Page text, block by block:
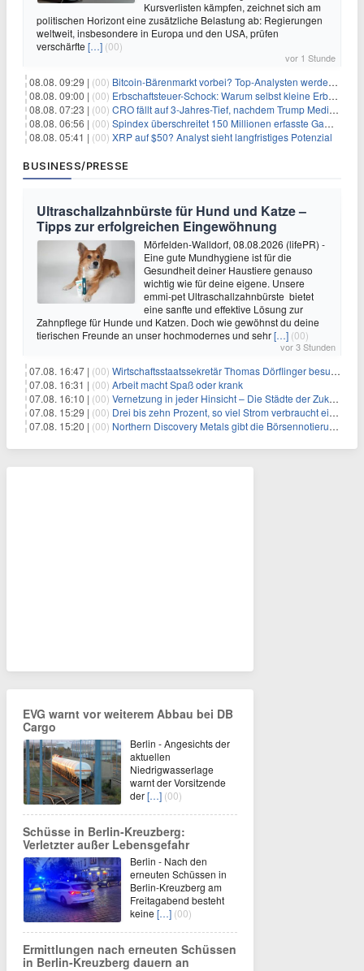
Kursverlisten kämpfen, zeichnet sich am
politischen Horizont eine zusätzliche Belastung ab: Regierungen
weltweit, insbesondere in Europa und den USA, prüfen
verschärfte […] (00)
vor 1 Stunde
08.08. 09:29 | (00) Bitcoin-Bärenmarkt vorbei? Top-Analysten werden optimistisch, aber die Geschichte sagt etwas anderes
08.08. 09:00 | (00) Erbschaftsteuer-Schock: Warum selbst kleine Erbschaften den Fiskus Millionen kosten
08.08. 07:23 | (00) CRO fällt auf 3-Jahres-Tief, nachdem Trump Media zwei große Crypto.com-Deals storniert
08.08. 06:56 | (00) Spindex überschreitet 150 Millionen erfasste Gaming-Ereignisse in Echtzeit-Datenpipeline
08.08. 05:41 | (00) XRP auf $50? Analyst sieht langfristiges Potenzial
BUSINESS/PRESSE
Ultraschallzahnbürste für Hund und Katze –
Tipps zur erfolgreichen Eingewöhnung
Mörfelden-Walldorf, 08.08.2026 (lifePR) -
Eine gute Mundhygiene ist für die
Gesundheit deiner Haustiere genauso
wichtig wie für deine eigene. Unsere
emmi-pet Ultraschallzahnbürste bietet
eine sanfte und effektive Lösung zur
Zahnpflege für Hunde und Katzen. Doch wie gewöhnst du deine
tierischen Freunde an unser hochmodernes und sehr[…] (00)
vor 3 Stunden
07.08. 16:47 | (00) Wirtschaftsstaatssekretär Thomas Dörflinger besucht Handwerksbetrieb im Kammerbezirk Freiburg
07.08. 16:31 | (00) Arbeit macht Spaß oder krank
07.08. 16:10 | (00) Vernetzung in jeder Hinsicht – Die Städte der Zukunft sind grün-blau
07.08. 15:29 | (00) Drei bis zehn Prozent, so viel Strom verbraucht ein Aufzug im Gebäude
07.08. 15:20 | (00) Northern Discovery Metals gibt die Börsennotierung an der Frankfurter Wertpapierbörse bekannt
EVG warnt vor weiterem Abbau bei DB
Cargo
Berlin - Angesichts der
aktuellen
Niedrigwasserlage
warnt der Vorsitzende
der[…] (00)
Schüsse in Berlin-Kreuzberg:
Verletzter außer Lebensgefahr
Berlin - Nach den
erneuten Schüssen in
Berlin-Kreuzberg am
Freitagabend besteht
keine […] (00)
Ermittlungen nach erneuten Schüssen
in Berlin-Kreuzberg dauern an